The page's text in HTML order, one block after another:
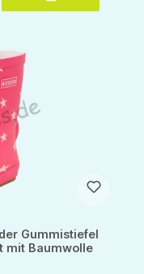
Gummistiefel
mit Baumwolle